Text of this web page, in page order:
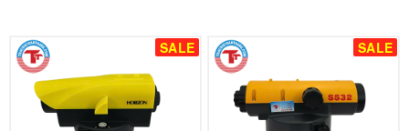
SALE SALE